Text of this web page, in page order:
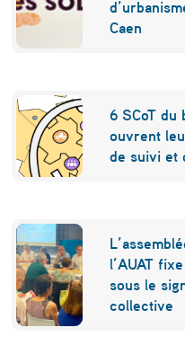
Caen
6 SCoT du
ouvrent
de suivi et
l’AUAT
sous le
collective